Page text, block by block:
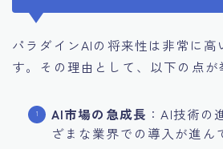
パラダインAIの将来性は非常に高
す。その理由として、以下の点が
AI市場の急成長 ：AI技術の
ざまな業界での導入が進ん